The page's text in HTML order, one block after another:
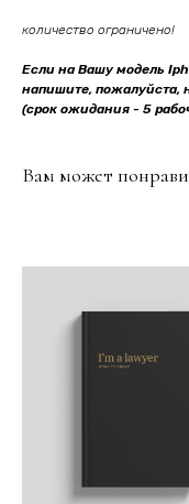
количество ограничено!
Если на Вашу модель
напишите, пожалуйста,
(срок ожидания - 5
Вам может